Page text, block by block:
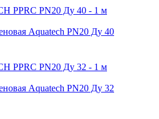
Aquatech PN20 Ду 40
Aquatech PN20 Ду 32